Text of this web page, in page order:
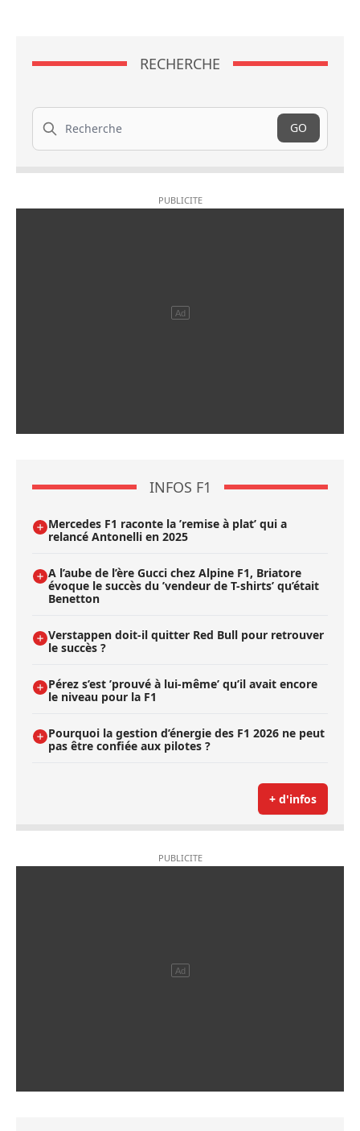
RECHERCHE
Recherche
GO
INFOS F1
Mercedes F1 raconte la ’remise à plat’ qui a
relancé Antonelli en 2025
A l’aube de l’ère Gucci chez Alpine F1, Briatore
évoque le succès du ’vendeur de T-shirts’ qu’était
Benetton
Verstappen doit-il quitter Red Bull pour retrouver
le succès ?
Pérez s’est ’prouvé à lui-même’ qu’il avait encore
le niveau pour la F1
Pourquoi la gestion d’énergie des F1 2026 ne peut
pas être confiée aux pilotes ?
+ d'infos